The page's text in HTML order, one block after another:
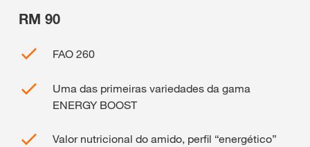
RM 90
FAO 260
Uma das primeiras variedades da gama
ENERGY BOOST
Valor nutricional do amido, perfil “energético”